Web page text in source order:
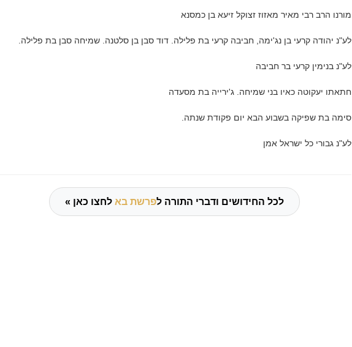
מורנו הרב רבי מאיר מאזוז זצוקל זיעא בן כמסנא
לע"נ יהודה קרעי בן נג'ימה, חביבה קרעי בת פלילה. דוד סבן בן סלטנה. שמיחה סבן בת פלילה.
לע"נ בנימין קרעי בר חביבה
חתאתו יעקוטה כאיו בני שמיחה. ג'ירייה בת מסעדה
סימה בת שפיקה בשבוע הבא יום פקודת שנתה.
לע"נ גבורי כל ישראל אמן
לכל החידושים ודברי התורה לפרשת בא לחצו כאן »